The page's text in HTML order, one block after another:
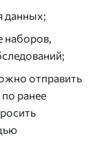
данных;
наборов,
отправить
ранее